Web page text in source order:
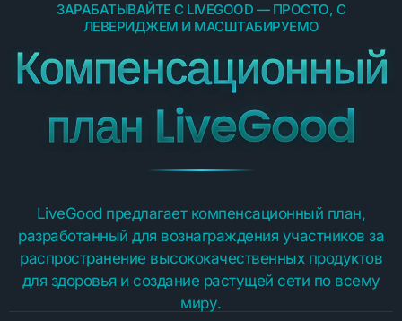
ЗАРАБАТЫВАЙТЕ С LIVEGOOD — ПРОСТО, С
ЛЕВЕРИДЖЕМ И МАСШТАБИРУЕМО
Компенсационный
план LiveGood
LiveGood предлагает компенсационный план,
разработанный для вознаграждения участников за
распространение высококачественных продуктов
для здоровья и создание растущей сети по всему
миру.